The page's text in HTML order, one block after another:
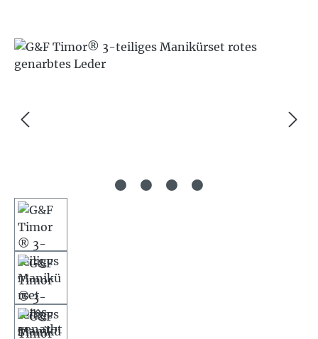
Bildergalerie überspringen